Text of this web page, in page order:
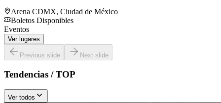
Arena CDMX, Ciudad de México
Boletos Disponibles
Eventos
Ver lugares
Previous slide Next slide
Tendencias / TOP
Ver todos